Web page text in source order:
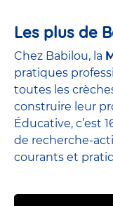
Les plus de
Chez Babilou, la
pratiques
toutes les
construire leur
Éducative, c’est
de recherche-
courants et